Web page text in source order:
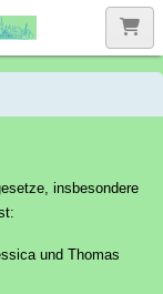
insbesondere
und Thomas